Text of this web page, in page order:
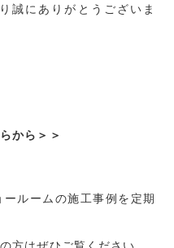
誠にありがとうございま
から＞＞
ルームの施工事例を定期
方はぜひご覧ください。